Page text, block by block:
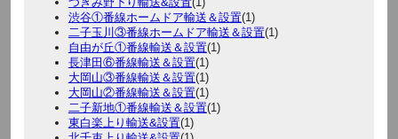
渋谷①番線ホームドア輸送＆設置(1)
二子玉川③番線ホームドア輸送＆設置(1)
自由が丘①番線輸送＆設置(1)
長津田⑥番線輸送＆設置(1)
大岡山③番線輸送＆設置(1)
大岡山②番線輸送＆設置(1)
二子新地①番線輸送＆設置(1)
東白楽上り輸送&設置(1)